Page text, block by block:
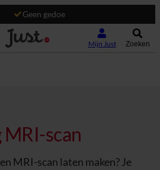
Geen gedoe
Mijn Just Zoeken
scan
MRI-scan laten maken? Je